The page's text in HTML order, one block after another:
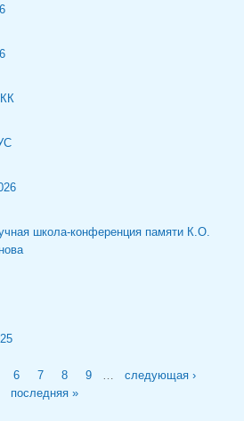
школа-конференция памяти К.О.
6 7 8 9
следующая ›
последняя »